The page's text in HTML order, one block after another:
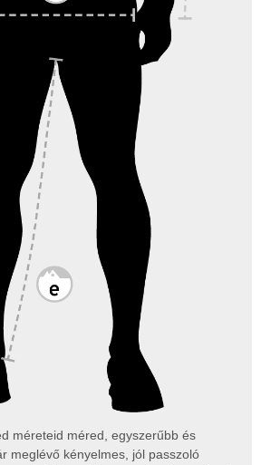
méreteid méred, egyszerűbb és
meglévő kényelmes, jól passzoló